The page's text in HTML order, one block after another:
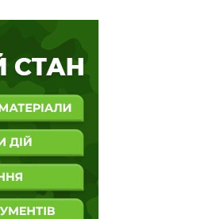
викладена Верховним
від 27 листопада 2018
17, від 5 грудня 2019 року у
, від 11 лютого 2021 року у
від 06.04.2021 по справі №
Верховного Суду,
від 8 травня 2018 року у
нарахування пені, яка
вимоги, є грошове
контролюючим органом
пункту 54.3 статті 54